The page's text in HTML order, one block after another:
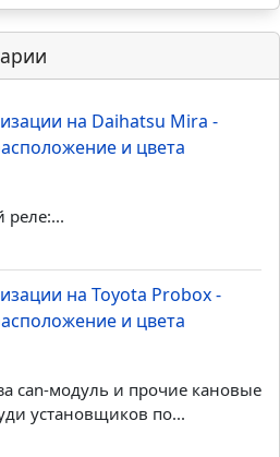
на Ford Focus - Точки
и цвета проводов
– Модули обхода
на Daihatsu Mira -